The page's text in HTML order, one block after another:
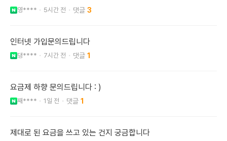
영**** 5시간 전 3
인터넷 가입문의드립니다
댕**** 7시간 전 1
요금제 하향 문의드립니다 : )
째**** 1일 전 1
제대로 된 요금을 쓰고 있는 건지 궁금합니다